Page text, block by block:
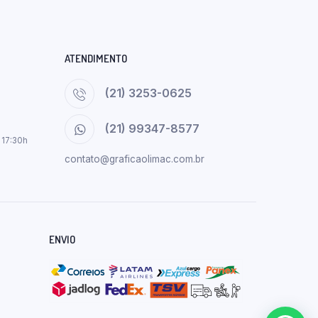
ATENDIMENTO
(21) 3253-0625
(21) 99347-8577
contato@graficaolimac.com.br
ENVIO